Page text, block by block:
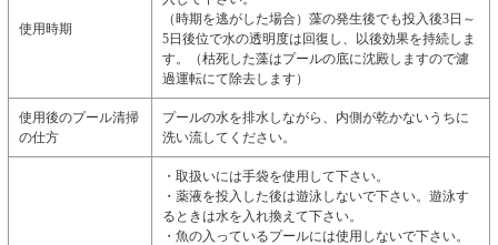
使用時期
（時期を逃がした場合）藻の発生後でも投入後3日～
5日後位で水の透明度は回復し、以後効果を持続しま
す。（枯死した藻はプールの底に沈殿しますので濾
過運転にて除去します）
使用後のプール清掃
の仕方
プールの水を排水しながら、内側が乾かないうちに
洗い流してください。
・取扱いには手袋を使用して下さい。
・薬液を投入した後は遊泳しないで下さい。遊泳す
るときは水を入れ換えて下さい。
・魚の入っているプールには使用しないで下さい。